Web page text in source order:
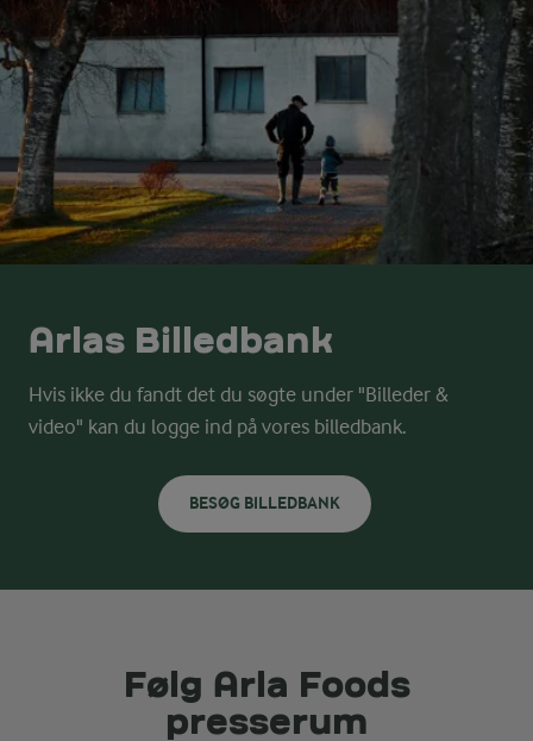
Arlas Billedbank
Hvis ikke du fandt det du søgte under "Billeder &
video" kan du logge ind på vores billedbank.
BESØG BILLEDBANK
Følg Arla Foods
presserum